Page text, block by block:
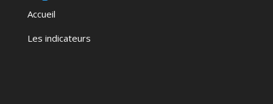
Accueil
Les indicateurs